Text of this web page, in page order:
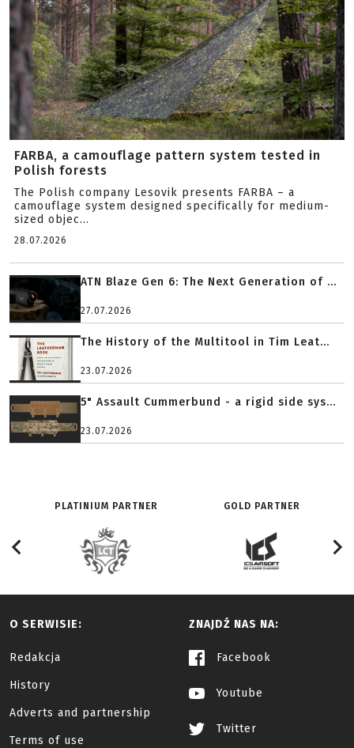
FARBA, a camouflage pattern system tested in
Polish forests
The Polish company Lesovik presents FARBA – a
camouflage system designed specifically for medium-
sized objec...
28.07.2026
ATN Blaze Gen 6: The Next Generation of ...
27.07.2026
The History of the Multitool in Tim Leat...
23.07.2026
5" Assault Cummerbund - a rigid side sys...
23.07.2026
PLATINIUM PARTNER GOLD PARTNER
O SERWISIE:
Redakcja
History
Adverts and partnership
Terms of use
ZNAJDŹ NAS NA:
Facebook
Youtube
Twitter